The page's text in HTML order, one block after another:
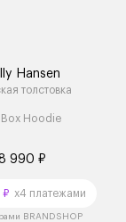
Hansen
толстовка
Box Hoodie
990 ₽
₽ x4 платежами
BRANDSHOP